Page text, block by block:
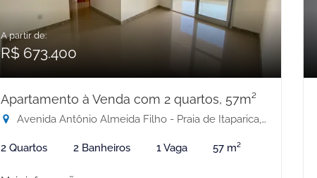
A partir de:
R$ 673.400
Apartamento à Venda com 2 quartos, 57m²
Avenida Antônio Almeida Filho - Praia de Itaparica, Vila Velha-ES
2 Quartos 2 Banheiros 1 Vaga 57 m²